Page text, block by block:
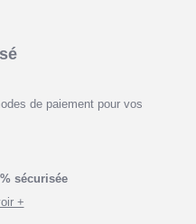
de paiement pour vos
sécurisée
+